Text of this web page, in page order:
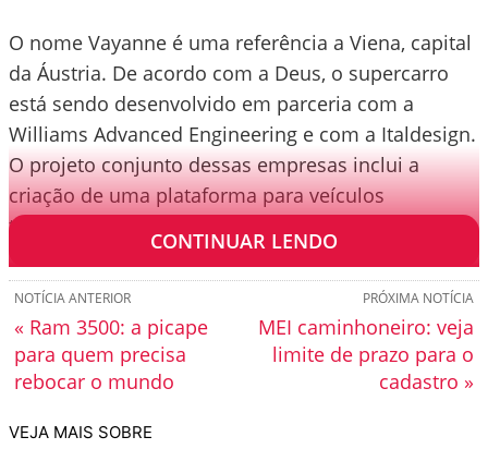
O nome Vayanne é uma referência a Viena, capital
da Áustria. De acordo com a Deus, o supercarro
está sendo desenvolvido em parceria com a
Williams Advanced Engineering e com a Italdesign.
O projeto conjunto dessas empresas inclui a
criação de uma plataforma para veículos
totalmente elétricos, batizada de EVX.
CONTINUAR LENDO
PRÓXIMA NOTÍCIA
MEI caminhoneiro: veja
limite de prazo para o
cadastro »
NOTÍCIA ANTERIOR
« Ram 3500: a picape
para quem precisa
rebocar o mundo
VEJA MAIS SOBRE